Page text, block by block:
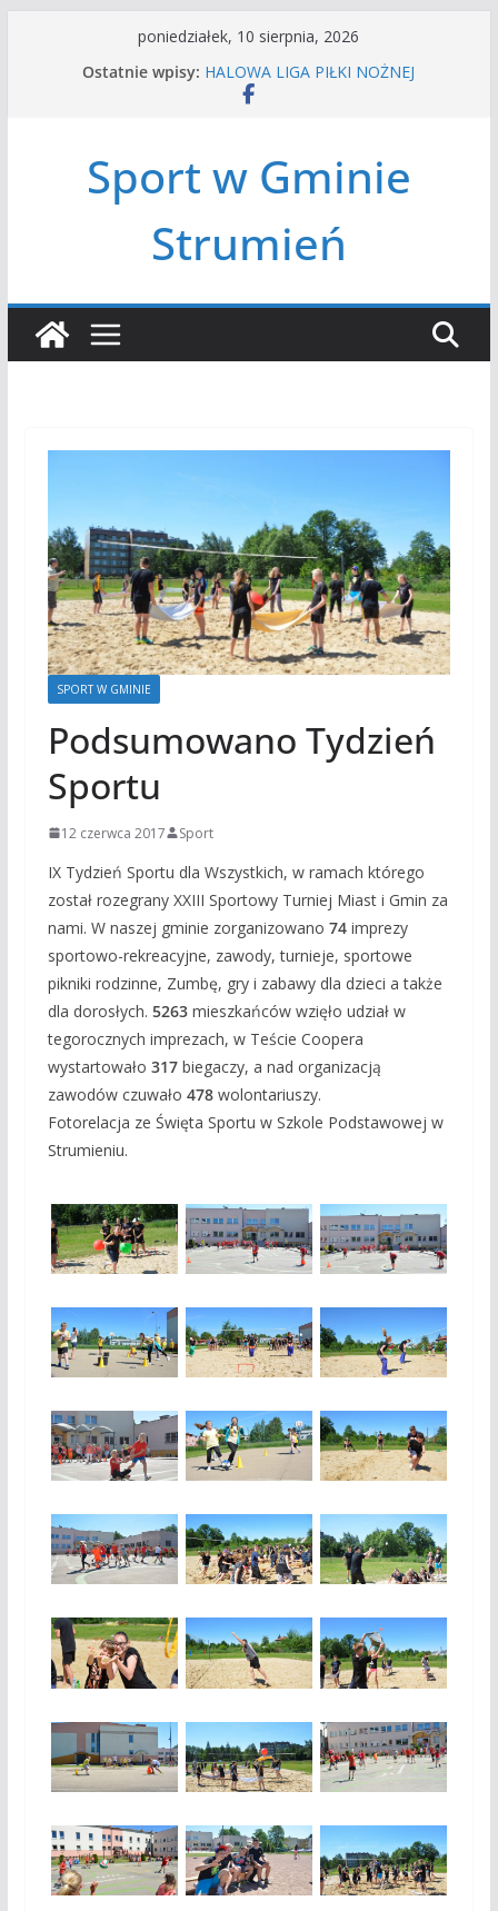
poniedziałek, 10 sierpnia, 2026
Ostatnie wpisy: HALOWA LIGA PIŁKI NOŻNEJ
LATO W MIEŚCIE’2026
Czwórbój lekkoatletyczny
Sport w Gminie
Strumień
SPORT W GMINIE
Podsumowano Tydzień
Sportu
12 czerwca 2017 Sport
IX Tydzień Sportu dla Wszystkich, w ramach którego
został rozegrany XXIII Sportowy Turniej Miast i Gmin za
nami. W naszej gminie zorganizowano 74imprezy
sportowo-rekreacyjne, zawody, turnieje, sportowe
pikniki rodzinne, Zumbę, gry i zabawy dla dzieci a także
dla dorosłych. 5263mieszkańców wzięło udział w
tegorocznych imprezach, w Teście Coopera
wystartowało 317biegaczy, a nad organizacją
zawodów czuwało 478wolontariuszy.
Fotorelacja ze Święta Sportu w Szkole Podstawowej w
Strumieniu.